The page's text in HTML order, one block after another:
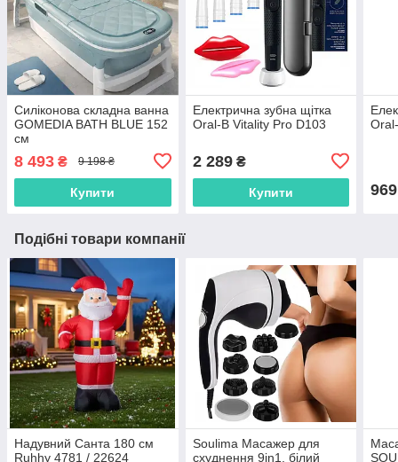
Силіконова складна ванна
GOMEDIA BATH BLUE 152
см
8 493 ₴ 9 198 ₴
Купити
Електрична зубна щітка
Oral-B Vitality Pro D103
2 289₴
Купити 969
Подібні товари компанії
Надувний Санта 180 см
Ruhhy 4781 / 22624
Soulima Масажер для
схуднення 9in1, білий